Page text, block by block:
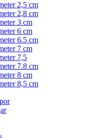
2,5 cm
2,8 cm
3 cm
6 cm
6.5 cm
7 cm
7,5
7.8 cm
8 cm
8,5 cm